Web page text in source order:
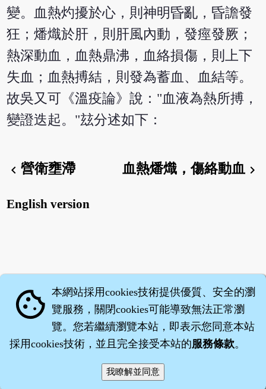
變。血熱灼擾於心，則神明昏亂，昏譫發
狂；燔熾於肝，則肝風內動，發痙發厥；
熱深動血，血熱鼎沸，血絡損傷，則上下
失血；血熱搏結，則發為蓄血、血結等。
故吳又可《溫疫論》說："血液為熱所搏，
變證迭起。"玆分述如下：
chevron_left營衛壅滯 血熱燔熾，傷絡動血chevron_right
English version
‧沈藥子©2008～2026
cookie 本網站採用cookies技術提供優質、安全的瀏
覽服務，關閉cookies可能導致無法正常瀏
覽。您若繼續瀏覽本站，即表示您同意本站
採用cookies技術，並且完全接受本站的服務條款。